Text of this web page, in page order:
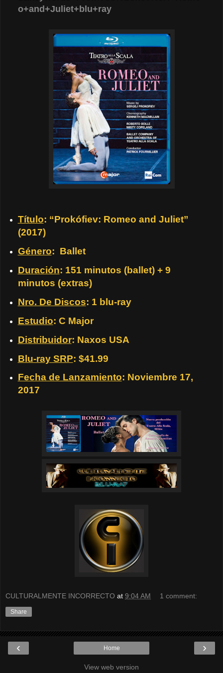
o+and+Juliet+blu+ray
Título: “Prokófiev: Romeo and Juliet”
(2017)
Género: Ballet
Duración: 151 minutos (ballet) + 9
minutos (extras)
Nro. De Discos: 1 blu-ray
Estudio: C Major
Distribuidor: Naxos USA
Blu-ray SRP: $41.99
Fecha de Lanzamiento: Noviembre 17,
2017
CULTURALMENTE INCORRECTO at 9:04 AM 1 comment:
Share
‹ ›
Home
View web version